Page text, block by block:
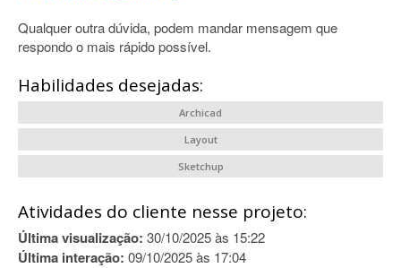
Qualquer outra dúvida, podem mandar mensagem que
respondo o mais rápido possível.
Habilidades desejadas:
Archicad
Layout
Sketchup
Atividades do cliente nesse projeto:
Última visualização: 30/10/2025 às 15:22
Última interação: 09/10/2025 às 17:04